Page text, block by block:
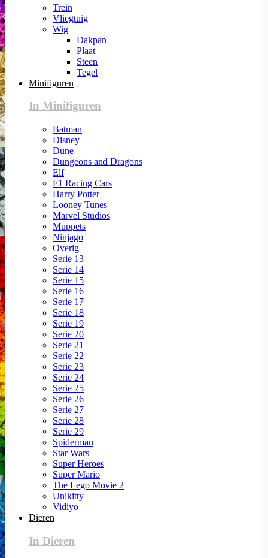
Trein
Vliegtuig
Wig
Dakpan
Plaat
Steen
Tegel
Minifiguren
In Minifiguren
Batman
Disney
Dune
Dungeons and Dragons
Elf
F1 Racing Cars
Harry Potter
Looney Tunes
Marvel Studios
Muppets
Ninjago
Overig
Serie 13
Serie 14
Serie 15
Serie 16
Serie 17
Serie 18
Serie 19
Serie 20
Serie 21
Serie 22
Serie 23
Serie 24
Serie 25
Serie 26
Serie 27
Serie 28
Serie 29
Spiderman
Star Wars
Super Heroes
Super Mario
The Lego Movie 2
Unikitty
Vidiyo
Dieren
In Dieren